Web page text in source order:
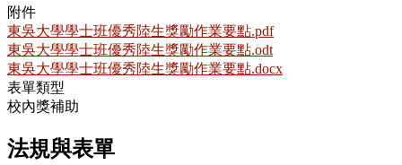
附件
東吳大學學士班優秀陸生獎勵作業要點.pdf
東吳大學學士班優秀陸生獎勵作業要點.odt
東吳大學學士班優秀陸生獎勵作業要點.docx
表單類型
校內獎補助
法規與表單